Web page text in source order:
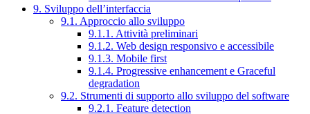
9. Sviluppo dell’interfaccia
9.1. Approccio allo sviluppo
9.1.1. Attività preliminari
9.1.2. Web design responsivo e accessibile
9.1.3. Mobile first
9.1.4. Progressive enhancement e Graceful
degradation
9.2. Strumenti di supporto allo sviluppo del software
9.2.1. Feature detection